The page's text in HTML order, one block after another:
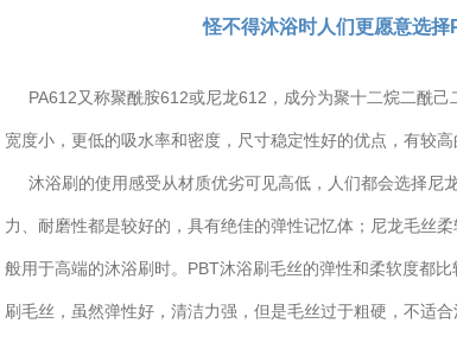
怪不得沐浴时人们更愿意选择
PA612又称聚酰胺612或尼龙612，成分为聚十二烷二酰己
宽度小，更低的吸水率和密度，尺寸稳定性好的优点，有较高
沐浴刷的使用感受从材质优劣可见高低，人们都会选择尼
力、耐磨性都是较好的，具有绝佳的弹性记忆体；尼龙毛丝
般用于高端的沐浴刷时。PBT沐浴刷毛丝的弹性和柔软度都
刷毛丝，虽然弹性好，清洁力强，但是毛丝过于粗硬，不适合